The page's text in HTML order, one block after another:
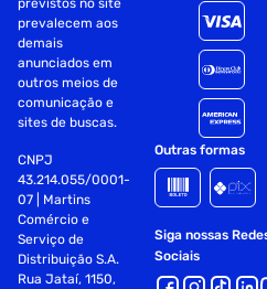
3 Entradas HDMI 2.0
2 Entradas USB v2.0
Wi-Fi 5
1 Saída Óptica Digital
1 Entrada RF
Inteligência Artificial e Smart:
previstos no site
prevalecem aos
demais
anunciados em
outros meios de
comunicação e
sites de buscas.
CNPJ
43.214.055/0001-
07 | Martins
Comércio e
Serviço de
Distribuição S.A.
Rua Jataí, 1150,
Outras formas
Siga nossas
Sociais